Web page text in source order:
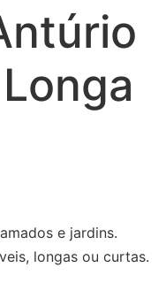
e jardins.
longas ou curtas.